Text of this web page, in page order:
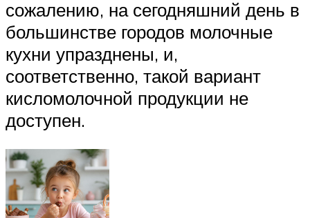
сожалению, на сегодняшний день в
большинстве городов молочные
кухни упразднены, и,
соответственно, такой вариант
кисломолочной продукции не
доступен.